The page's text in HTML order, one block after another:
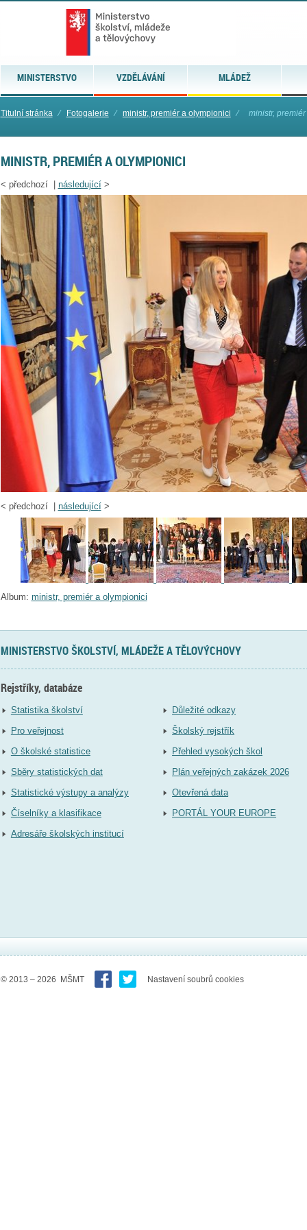
MINISTERSTVO VZDĚLÁVÁNÍ MLÁDEŽ
Titulní stránka ⁄ Fotogalerie ⁄ ministr, premiér a olympionici ⁄ ministr,
MINISTR, PREMIÉR A OLYMPIONICI
< předchozí | následující>
< předchozí | následující>
Album: ministr, premiér a olympionici
MINISTERSTVO ŠKOLSTVÍ, MLÁDEŽE A TĚLOVÝCHOVY
Rejstříky, databáze
Statistika školství
Pro veřejnost
O školské statistice
Sběry statistických dat
Statistické výstupy a analýzy
Číselníky a klasifikace
Adresáře školských institucí
Důležité odkazy
Školský rejstřík
Přehled vysokých škol
Plán veřejných zakázek 2026
Otevřená data
PORTÁL YOUR EUROPE
© 2013 – 2026 MŠMT Nastavení soubrů cookies